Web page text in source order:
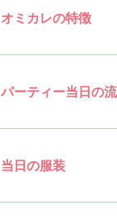
オミカレの特徴
パーティー当日の
当日の服装